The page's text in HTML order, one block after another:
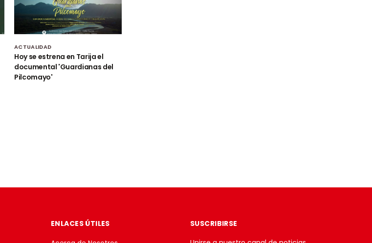
ACTUALIDAD
Hoy se estrena en Tarija el
documental 'Guardianas del
Pilcomayo'
ENLACES ÚTILES
SUSCRIBIRSE